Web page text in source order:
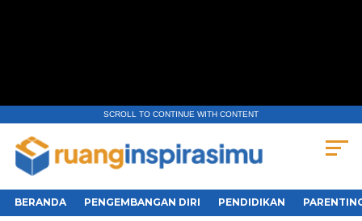
SCROLL TO CONTINUE WITH CONTENT
BERANDA PENGEMBANGAN DIRI PENDIDIKAN